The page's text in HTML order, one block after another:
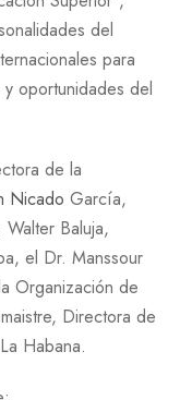
del
para
oportunidades del
de la
Nicado García,
Baluja,
el Dr. Manssour
Organización de
Directora de
Habana.